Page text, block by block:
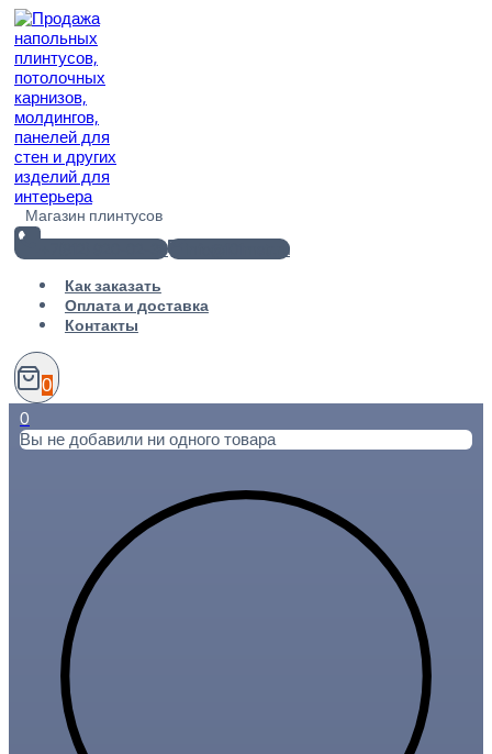
Перейти
содержимому
Магазин плинтусов
+7(812) 920-02-38
info@101metr.ru
Как заказать
Оплата и доставка
Контакты
0
0
Вы не добавили ни одного товара